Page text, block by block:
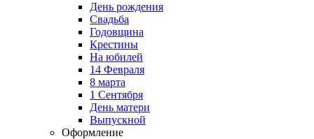
День рождения
Свадьба
Годовщина
Крестины
На юбилей
14 Февраля
8 марта
1 Сентября
День матери
Выпускной
Оформление